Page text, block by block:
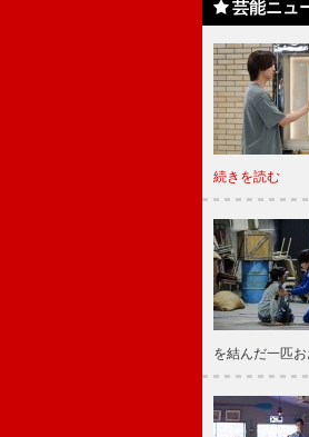
芸能ニュ
続きを読む
を結んだ一匹